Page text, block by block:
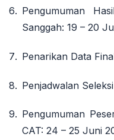
Pengumuman
Sanggah: 19 – 20
Penarikan Data
Penjadwalan
Pengumuman
CAT: 24 – 25 Juni